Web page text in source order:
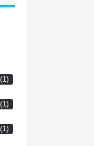
(1)
(1)
(1)